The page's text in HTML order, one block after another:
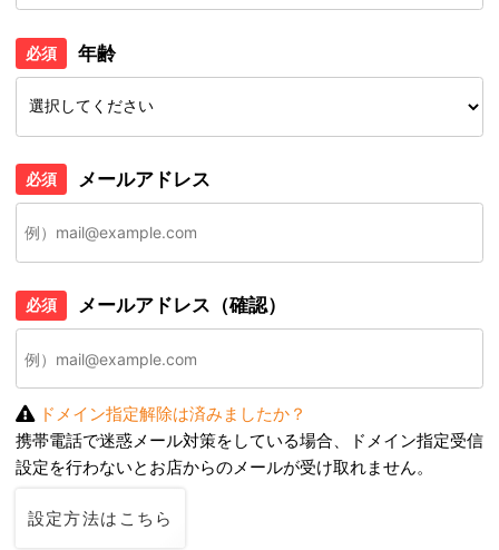
必須 年齢
必須 メールアドレス
必須 メールアドレス（確認）
ドメイン指定解除は済みましたか？
携帯電話で迷惑メール対策をしている場合、ドメイン指定受信
設定を行わないとお店からのメールが受け取れません。
設定方法はこちら